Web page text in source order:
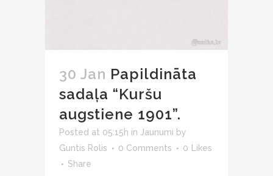
30 Jan Papildināta
sadaļa “Kuršu
augstiene 1901”.
Posted at 05:15h in Jaunumi by
Guntis Rolis
0 Comments 0 Likes
Share